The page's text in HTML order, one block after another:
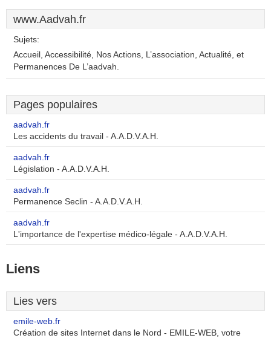
www.Aadvah.fr
Sujets:
Accueil, Accessibilité, Nos Actions, L’association, Actualité, et
Permanences De L’aadvah.
Pages populaires
aadvah.fr
Les accidents du travail - A.A.D.V.A.H.
aadvah.fr
Législation - A.A.D.V.A.H.
aadvah.fr
Permanence Seclin - A.A.D.V.A.H.
aadvah.fr
L'importance de l'expertise médico-légale - A.A.D.V.A.H.
Liens
Lies vers
emile-web.fr
Création de sites Internet dans le Nord - EMILE-WEB, votre